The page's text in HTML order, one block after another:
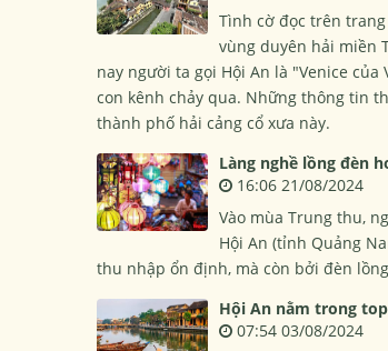
Tình cờ đọc trên
vùng duyên hải miền
nay người ta gọi Hội An là "Venice
con kênh chảy qua. Những thông tin
thành phố hải cảng cổ xưa này.
Làng nghề lồng đèn
16:06 21/08/2024
Vào mùa Trung thu,
Hội An (tỉnh Quảng
thu nhập ổn định, mà còn bởi đèn
Hội An nằm trong
07:54 03/08/2024